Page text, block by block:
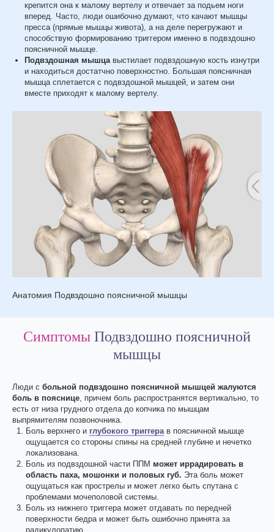
крепится она к малому вертелу и отвечает за подьем ноги
вперед. Часто, люди ошибочно думают, что качают мышцы
пресса (прямые мышцы живота), а на деле перегружают и
способствую формированию триггером именно в подвздошно
поясничной мышце.
Подвздошная мышца выстилает подвздошную кость изнутри
и находиться достатчно поверхностно. Большая поясничная
мышца сплетается с подвздошной мышцей, и затем они
вместе приходят к малому вертелу.
Анатомия Подвздошно поясничной мышцы
Симптомы Подвздошно поясничной
мышцы
Люди с больной подвздошно поясничной мышцей жалуются
боль в пояснице, причем боль распространятся вертикально, то
есть от низа грудного отдела до копчика по мышцам
выпрямителям позвоночника.
Боль верхнего и глубокого триггерав поясничной мышце
ощущается со стороны спины на средней глубине и нечетко
локализована.
Боль из подвздошной части ППМ может иррадировать в
область паха, мошонки и половых губ. Эта боль может
ощущаться как прострелы и может легко быть спутана с
проблемами мочеполовой системы.
Боль из нижнего триггера может отдавать по передней
поверхности бедра и может быть ошибочно принята за
радикулопатию.